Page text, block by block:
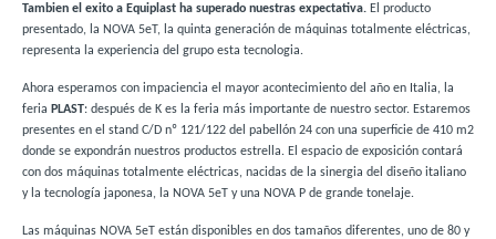
Tambien el exito a Equiplast ha superado nuestras expectativa. El producto
presentado, la NOVA 5eT, la quinta generación de máquinas totalmente eléctricas,
representa la experiencia del grupo esta tecnologia.
Ahora esperamos con impaciencia el mayor acontecimiento del año en Italia, la
feria PLAST: después de K es la feria más importante de nuestro sector. Estaremos
presentes en el stand C/D nº 121/122 del pabellón 24 con una superficie de 410 m2
donde se expondrán nuestros productos estrella. El espacio de exposición contará
con dos máquinas totalmente eléctricas, nacidas de la sinergia del diseño italiano
y la tecnología japonesa, la NOVA 5eT y una NOVA P de grande tonelaje.
Las máquinas NOVA 5eT están disponibles en dos tamaños diferentes, uno de 80 y